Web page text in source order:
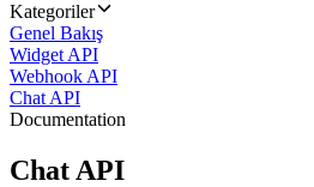
Kategoriler
Genel Bakış
Widget API
Webhook API
Chat API
Documentation
Chat API